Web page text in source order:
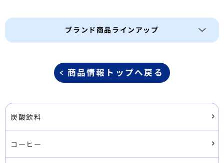
ブランド商品ラインアップ
商品情報トップへ戻る
炭酸飲料
コーヒー